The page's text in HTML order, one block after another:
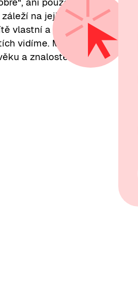
ani pouze
záleží na jejich
vlastní a jaký to
vidíme. Míra
a znalostem